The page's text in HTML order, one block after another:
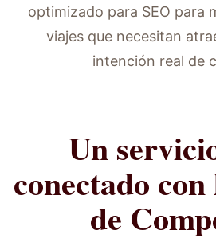
optimizado para SEO para
viajes que necesitan
intención real de
Un
conectado
de